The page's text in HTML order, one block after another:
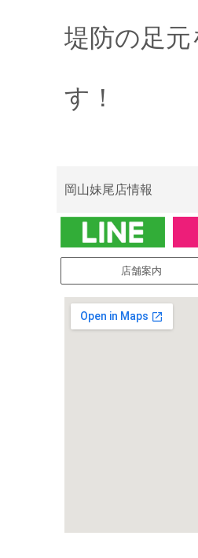
堤防の足
す！
岡山妹尾店情報
店舗案内